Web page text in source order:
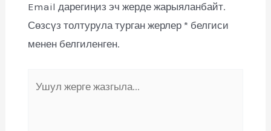
Email дарегиңиз эч жерде жарыяланбайт.
Сөзсүз толтурула турган жерлер * белгиси
менен белгиленген.